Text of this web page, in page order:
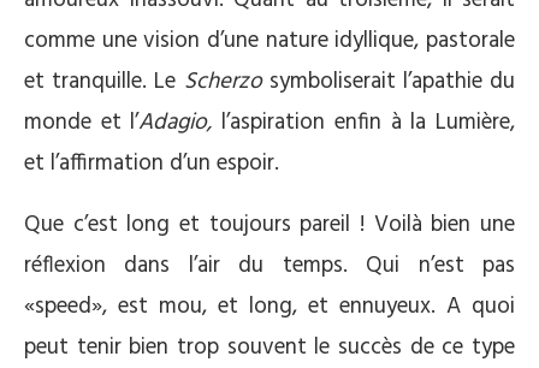
comme une vision d’une nature idyllique, pastorale
et tranquille. Le Scherzosymboliserait l’apathie du
monde et l’Adagio, l’aspiration enfin à la Lumière,
et l’affirmation d’un espoir.
Que c’est long et toujours pareil ! Voilà bien une
réflexion dans l’air du temps. Qui n’est pas
«speed», est mou, et long, et ennuyeux. A quoi
peut tenir bien trop souvent le succès de ce type